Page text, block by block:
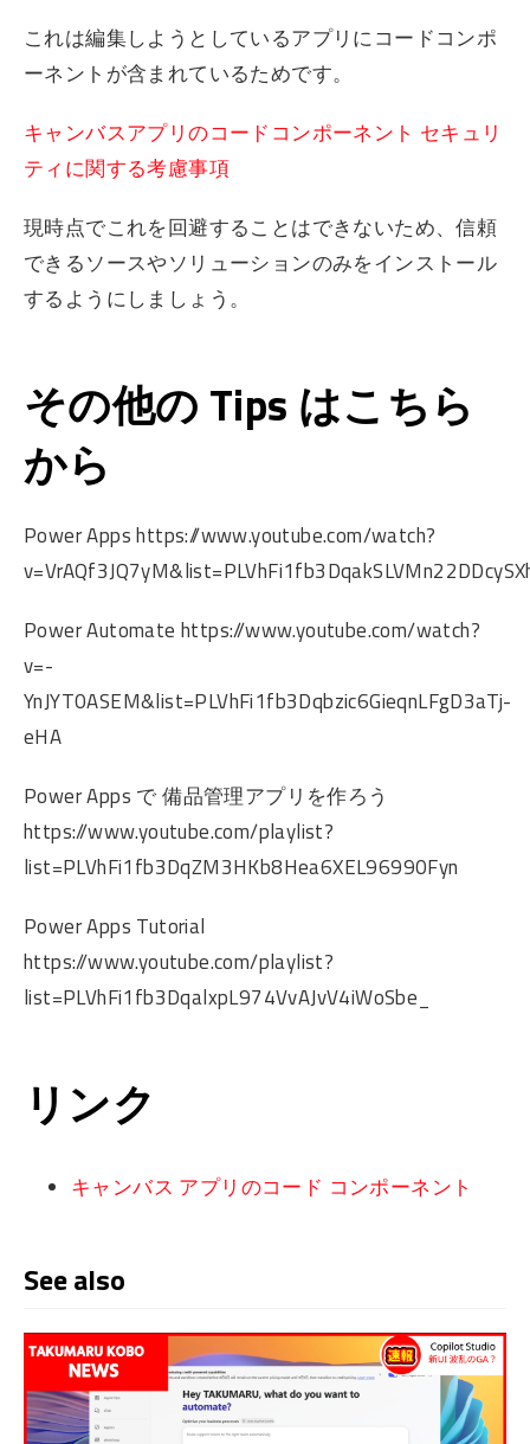
これは編集しようとしているアプリにコードコンポ
ーネントが含まれているためです。
キャンバスアプリのコードコンポーネント セキュリ
ティに関する考慮事項
現時点でこれを回避することはできないため、信頼
できるソースやソリューションのみをインストール
するようにしましょう。
その他の Tips はこちら
から
Power Apps https://www.youtube.com/watch?
Power Automate https://www.youtube.com/watch?
v=-
YnJYT0ASEM&list=PLVhFi1fb3Dqbzic6GieqnLFgD3aTj-
eHA
Power Apps で 備品管理アプリを作ろう
https://www.youtube.com/playlist?
list=PLVhFi1fb3DqZM3HKb8Hea6XEL96990Fyn
Power Apps Tutorial
https://www.youtube.com/playlist?
list=PLVhFi1fb3DqalxpL974VvAJvV4iWoSbe_
リンク
キャンバス アプリのコード コンポーネント
See also